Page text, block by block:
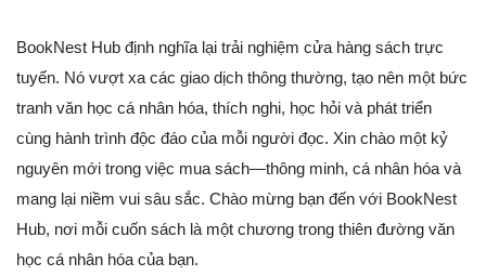
BookNest Hub định nghĩa lại trải nghiệm cửa hàng sách trực
tuyến. Nó vượt xa các giao dịch thông thường, tạo nên một bức
tranh văn học cá nhân hóa, thích nghi, học hỏi và phát triển
cùng hành trình độc đáo của mỗi người đọc. Xin chào một kỷ
nguyên mới trong việc mua sách—thông minh, cá nhân hóa và
mang lại niềm vui sâu sắc. Chào mừng bạn đến với BookNest
Hub, nơi mỗi cuốn sách là một chương trong thiên đường văn
học cá nhân hóa của bạn.